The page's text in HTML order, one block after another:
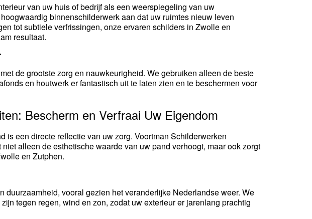
van uw huis of bedrijf als een weerspiegeling van uw
binnenschilderwerk aan dat uw ruimtes nieuw leven
tot subtiele verfrissingen, onze ervaren schilders in Zwolle en
resultaat.
de grootste zorg en nauwkeurigheid. We gebruiken alleen de beste
en houtwerk er fantastisch uit te laten zien en te beschermen voor
Bescherm en Verfraai Uw Eigendom
is een directe reflectie van uw zorg. Voortman Schilderwerken
niet alleen de esthetische waarde van uw pand verhoogt, maar ook zorgt
en Zutphen.
duurzaamheid, vooral gezien het veranderlijke Nederlandse weer. We
tegen regen, wind en zon, zodat uw exterieur er jarenlang prachtig